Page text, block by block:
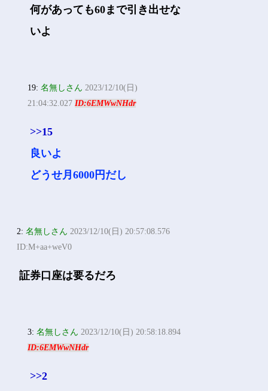
何があっても60まで引き出せな
いよ
19:名無しさん 2023/12/10(日)
21:04:32.027ID:6EMWwNHdr
>>15
良いよ
どうせ月6000円だし
2:名無しさん 2023/12/10(日) 20:57:08.576
ID:M+aa+weV0
証券口座は要るだろ
3:名無しさん 2023/12/10(日) 20:58:18.894
ID:6EMWwNHdr
>>2